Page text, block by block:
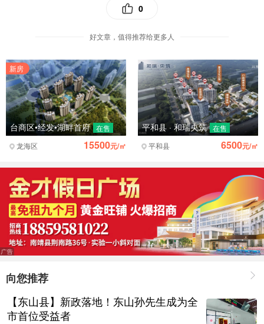
两节课风格迥异，却殊途同归，尽显历史教学的魅力与深
度，为在场教师提供了多元的课堂教学范式。
互评互鉴，赋能专业成长
课堂展示结束后，集中评课环节有序展开。评课由台商一中
老师们充分肯定了两位授课教师的教学亮点：陈老师既完成
史实梳理的知识目标，注重教学细节，凸显学生主体地位；
又通过具象史料和长征故事讲述培养学生史料实证的核心素
养，厚植学生家国情怀。潘老师课堂结构完整，运用历史图
遵义会议场景，板书设计逻辑清晰、架构完整。
0
好文章，值得推荐给更多人
新房
台商区•经发•湖畔首府 在售
龙海区
15500元/㎡
平和县 · 和瑞央筑 在售
平和县
6500元/㎡
向您推荐
【东山县】新政落地！东山孙先生成为全
市首位受益者